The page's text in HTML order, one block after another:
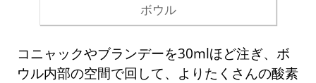
ボウル
コニャックやブランデーを30mlほど注ぎ、ボ
ウル内部の空間で回して、よりたくさんの酸素